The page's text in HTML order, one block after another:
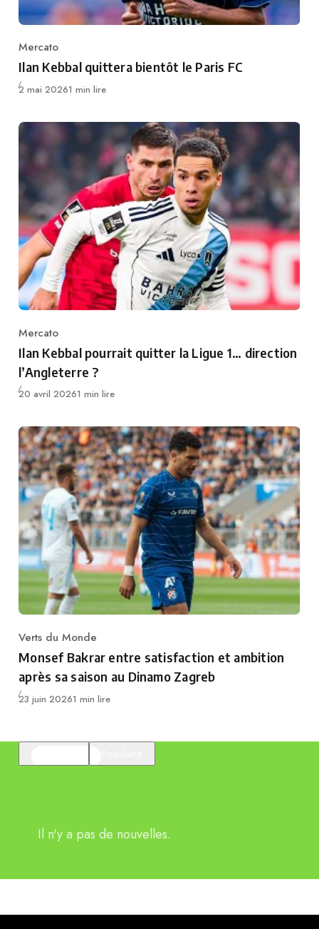
Category
Mercato
Ilan Kebbal quittera bientôt le Paris FC
Publié
2 mai 20261 min lire
Category
Mercato
Ilan Kebbal pourrait quitter la Ligue 1… direction
l’Angleterre ?
Publié
20 avril 20261 min lire
Category
Verts du Monde
Monsef Bakrar entre satisfaction et ambition
après sa saison au Dinamo Zagreb
Publié
23 juin 20261 min lire
Il n'y a pas de nouvelles.